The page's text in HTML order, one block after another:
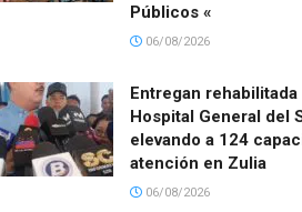
Públicos «
06/08/2026
Entregan rehabilitada
Hospital General del
elevando a 124
atención en Zulia
06/08/2026